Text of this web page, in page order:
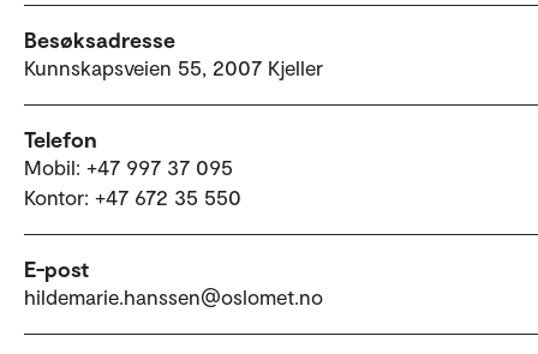
Besøksadresse
Kunnskapsveien 55, 2007 Kjeller
Telefon
Mobil: +47 997 37 095
Kontor: +47 672 35 550
E-post
hildemarie.hanssen@oslomet.no